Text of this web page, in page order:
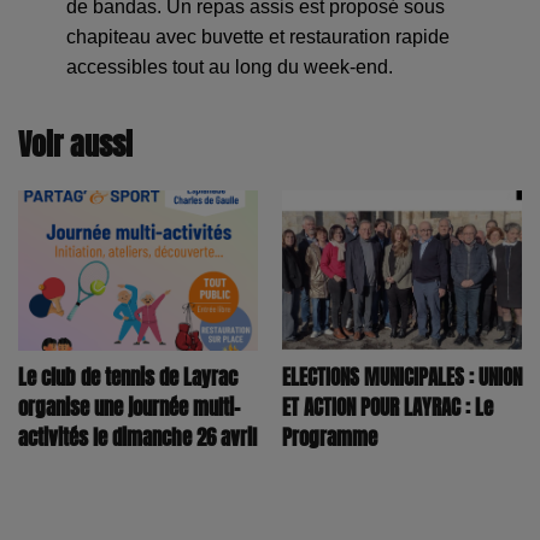
de bandas. Un repas assis est proposé sous
chapiteau avec buvette et restauration rapide
accessibles tout au long du week-end.
Voir aussi
Le club de tennis de Layrac
organise une journée multi-
activités le dimanche 26 avril
ELECTIONS MUNICIPALES : UNION
ET ACTION POUR LAYRAC : Le
Programme